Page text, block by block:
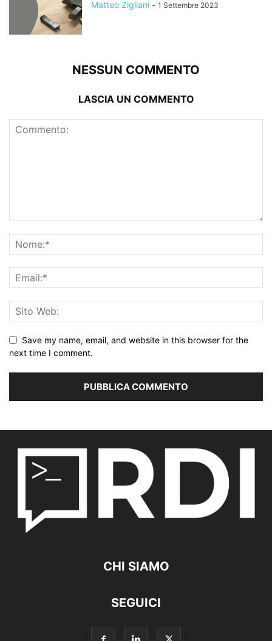
Matteo Zigliani - 1 Settembre 2023
NESSUN COMMENTO
LASCIA UN COMMENTO
Save my name, email, and website in this browser for the
next time I comment.
CHI SIAMO
SEGUICI